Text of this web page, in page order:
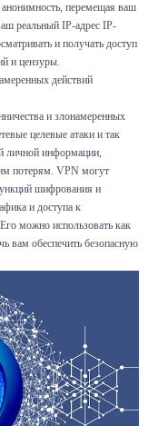
перемещая ваш
реальный IP-адрес IP-
и получать доступ
и цензуры.
действий
и злонамеренных
целевые атаки и так
личной информации,
потерям. VPN могут
шифрования и
и доступа к
можно использовать как
вам обеспечить безопасную